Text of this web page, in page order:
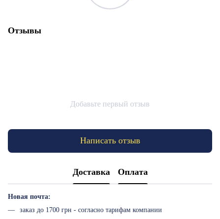
Отзывы
Добавьте первый отзыв
Написать отзыв
Доставка Оплата
Новая почта:
заказ до 1700 грн - согласно тарифам компании